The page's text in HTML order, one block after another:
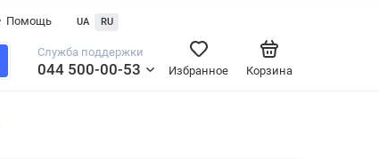
Помощь UA RU
Служба поддержки
044 500-00-53 Корзина
Избранное